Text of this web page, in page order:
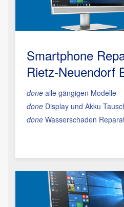
Smartphone
Rietz-Neuendorf
done alle gängigen Modelle
done Display und Akku
done Wasserschaden